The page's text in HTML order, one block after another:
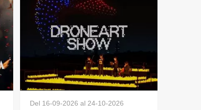
Del 16-09-2026 al24-10-2026